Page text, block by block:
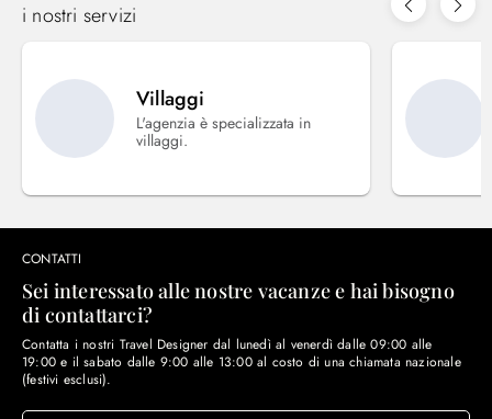
i nostri servizi
Villaggi
L'agenzia è specializzata in
villaggi.
CONTATTI
Sei interessato alle nostre vacanze e hai bisogno
di contattarci?
Contatta i nostri Travel Designer dal lunedì al venerdì dalle 09:00 alle
19:00 e il sabato dalle 9:00 alle 13:00 al costo di una chiamata nazionale
(festivi esclusi).